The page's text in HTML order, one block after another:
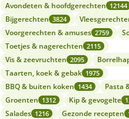
Avondeten & hoofdgerechten 12144
Bijgerechten 3824
Voorgerechten & amuses 2759
Toetjes & nagerechten 2115
Vis & zeevruchten 2095
Taarten, koek & gebak 1975
BBQ & buiten koken 1434 Pasta
Groenten 1312 Kip & gevogelte
Salades 1216 Gezonde recepten